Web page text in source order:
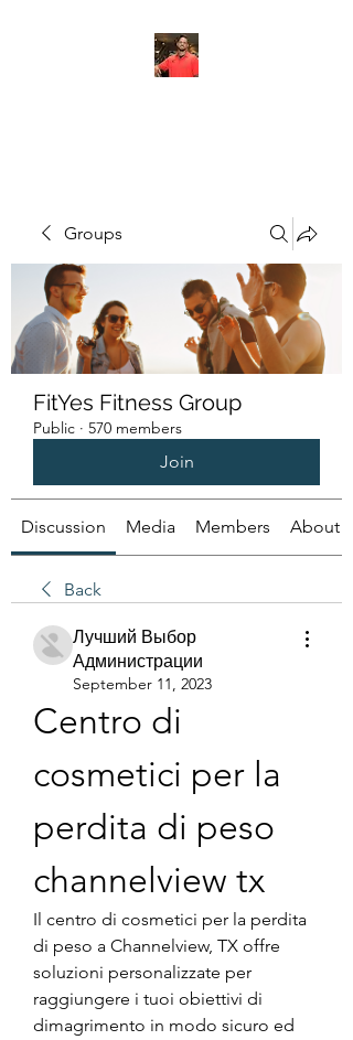
Groups
FitYes Fitness Group
Public · 570 members
Join
Discussion Media Members About
Back
Лучший Выбор
Администрации
September 11, 2023
Centro di
cosmetici per la
perdita di peso
channelview tx
Il centro di cosmetici per la perdita
di peso a Channelview, TX offre
soluzioni personalizzate per
raggiungere i tuoi obiettivi di
dimagrimento in modo sicuro ed